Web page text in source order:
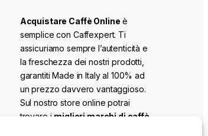
Acquistare Caffè Online è
semplice con Caffexpert. Ti
assicuriamo sempre l’autenticità e
la freschezza dei nostri prodotti,
garantiti Made in Italy al 100% ad
un prezzo davvero vantaggioso.
Sul nostro store online potrai
trovare i migliori marchi di caffè